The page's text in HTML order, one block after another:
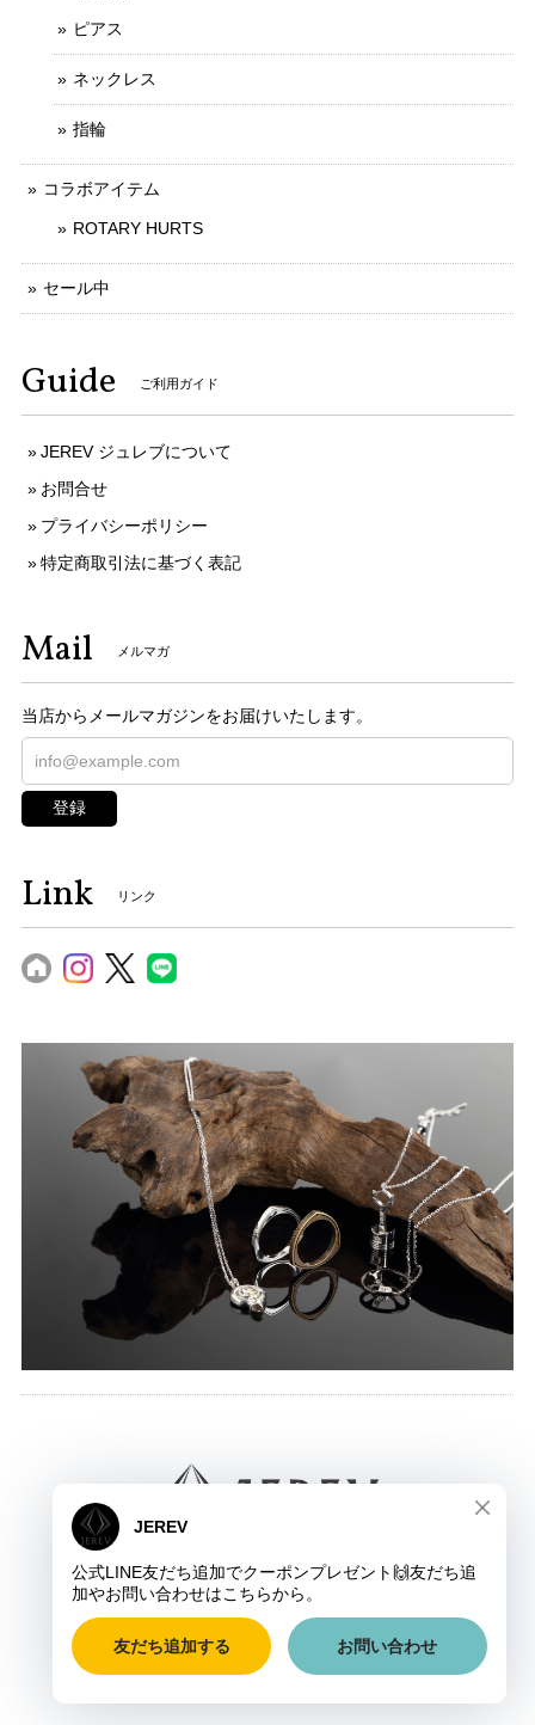
ピアス
ネックレス
指輪
コラボアイテム
ROTARY HURTS
セール中
Guide ご利用ガイド
JEREV ジュレブについて
お問合せ
プライバシーポリシー
特定商取引法に基づく表記
Mail メルマガ
当店からメールマガジンをお届けいたします。
登録
Link リンク
JEREV ジュレブ
COPYRIGHT © JEREV ジュレブ ALL RIGHTS RESERVED.